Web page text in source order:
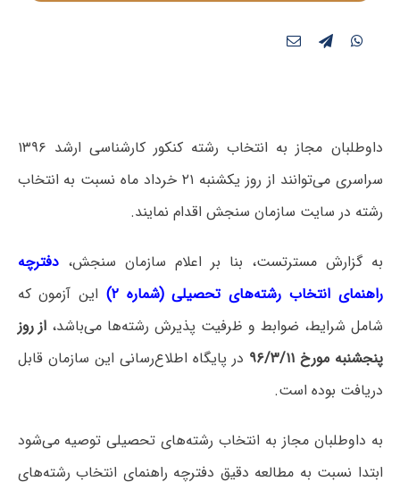
داوطلبان مجاز به انتخاب رشته کنکور کارشناسی ارشد ۱۳۹۶
سراسری می‌توانند از روز یکشنبه ۲۱ خرداد ماه نسبت به انتخاب
رشته در سایت سازمان سنجش اقدام نمایند.
به گزارش مسترتست، بنا بر اعلام سازمان سنجش،دفترچه
راهنمای انتخاب رشته‌های تحصیلی (شماره ۲)
این آزمون که
شامل شرایط، ضوابط و ظرفیت پذیرش رشته‌ها می‌باشد، از روز
پنجشنبه مورخ ۹۶/۳/۱۱
در پایگاه اطلاع‌رسانی این سازمان قابل
دریافت بوده است.
به داوطلبان مجاز به انتخاب رشته‌های تحصیلی توصیه می‌شود
ابتدا نسبت به مطالعه دقیق دفترچه راهنمای انتخاب رشته‌های